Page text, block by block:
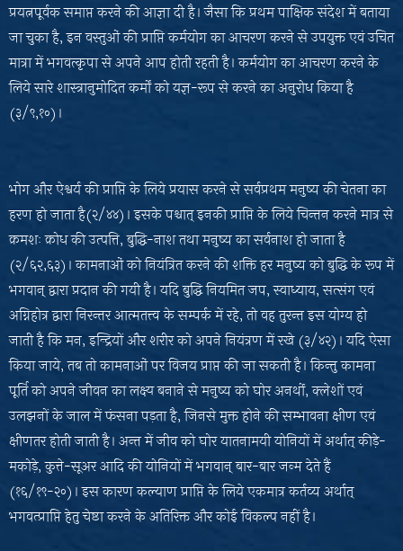
प्रयत्नपूर्वक समाप्त करने की आज्ञा दी है। जैसा कि प्रथम पाक्षिक संदेश में बताया
जा चुका है, इन वस्तुओं की प्राप्ति कर्मयोग का आचरण करने से उपयुक्त एवं उचित
मात्रा में भगवत्कृपा से अपने आप होती रहती है। कर्मयोग का आचरण करने के
लिये सारे शास्त्रानुमोदित कर्मों को यज्ञ-रूप से करने का अनुरोध किया है
(३/९,१०)।
भोग और ऐश्वर्य की प्राप्ति के लिये प्रयास करने से सर्वप्रथम मनुष्य की चेतना का
हरण हो जाता है(२/४४)। इसके पश्चात्‌ इनकी प्राप्ति के लिये चिन्तन करने मात्र से
क्रमशः क्रोध की उत्पत्ति, बुद्धि-नाश तथा मनुष्य का सर्वनाश हो जाता है
(२/६२,६३)। कामनाओं को नियंत्रित करने की शक्ति हर मनुष्य को बुद्धि के रूप में
भगवान्‌ द्वारा प्रदान की गयी है। यदि बुद्धि नियमित जप, स्वाध्याय, सत्संग एवं
अग्निहोत्र द्वारा निरन्तर आत्मतत्त्व के सम्पर्क में रहे, तो वह तुरन्त इस योग्य हो
जाती है कि मन, इन्द्रियों और शरीर को अपने नियंत्रण में रखे (३/४२)। यदि ऐसा
किया जाये, तब तो कामनाओं पर विजय प्राप्त की जा सकती है। किन्तु कामना
पूर्ति को अपने जीवन का लक्ष्य बनाने से मनुष्य को घोर अनर्थो, क्लेशों एवं
उलझनों के जाल में फंसना पड़ता है, जिनसे मुक्त होने की सम्भावना क्षीण एवं
क्षीणतर होती जाती है। अन्त में जीव को घोर यातनामयी योनियों में अर्थात्‌ कीड़े-
मकोड़े, कुत्ते-सूअर आदि की योनियों में भगवान्‌ बार-बार जन्म देते हैं
(१६/१९-२०)। इस कारण कल्याण प्राप्ति के लिये एकमात्र कर्तव्य अर्थात्‌
भगवत्प्राप्ति हेतु चेष्ठा करने के अतिरिक्त और कोई विकल्प नहीं है।